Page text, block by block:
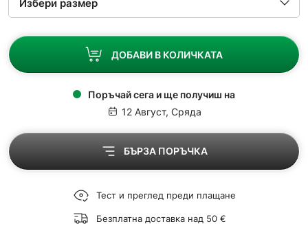
ДОБАВИ В КОЛИЧКАТА
Поръчай сега и ще получиш на
12 Август, Сряда
БЪРЗА ПОРЪЧКА
Тест и преглед преди плащане
Безплатна доставка над 50 €